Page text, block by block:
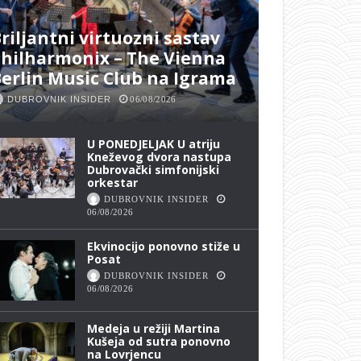
virtuozni sastav
– The Vienna
Music Club na Igrama
DUBROVNIK INSIDER 06/08/2026
U PONEDJELJAK U atriju
Kneževog dvora nastupa
Dubrovački simfonijski
orkestar
DUBROVNIK INSIDER
06/08/2026
Ekvinocijo ponovno stiže u
Posat
DUBROVNIK INSIDER
06/08/2026
Medeja u režiji Martina
Kušeja od sutra ponovno
na Lovrjencu